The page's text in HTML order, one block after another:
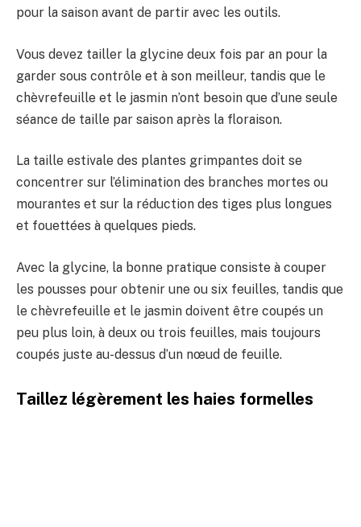
pour la saison avant de partir avec les outils.
Vous devez tailler la glycine deux fois par an pour la
garder sous contrôle et à son meilleur, tandis que le
chèvrefeuille et le jasmin n’ont besoin que d’une seule
séance de taille par saison après la floraison.
La taille estivale des plantes grimpantes doit se
concentrer sur l’élimination des branches mortes ou
mourantes et sur la réduction des tiges plus longues
et fouettées à quelques pieds.
Avec la glycine, la bonne pratique consiste à couper
les pousses pour obtenir une ou six feuilles, tandis que
le chèvrefeuille et le jasmin doivent être coupés un
peu plus loin, à deux ou trois feuilles, mais toujours
coupés juste au-dessus d’un nœud de feuille.
Taillez légèrement les haies formelles